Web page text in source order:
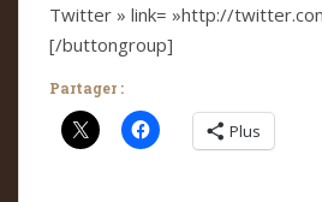
Twitter » link= »http://
[/buttongroup]
Partager :
Plus